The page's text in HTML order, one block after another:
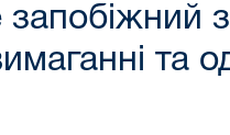
та